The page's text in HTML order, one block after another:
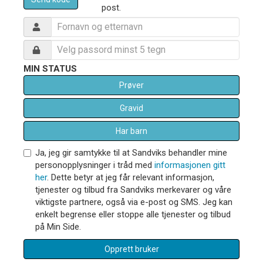
post.
MIN STATUS
Prøver
Gravid
Har barn
Ja, jeg gir samtykke til at Sandviks behandler mine
personopplysninger i tråd med informasjonen gitt
her. Dette betyr at jeg får relevant informasjon,
tjenester og tilbud fra Sandviks merkevarer og våre
viktigste partnere, også via e-post og SMS. Jeg kan
enkelt begrense eller stoppe alle tjenester og tilbud
på Min Side.
Opprett bruker